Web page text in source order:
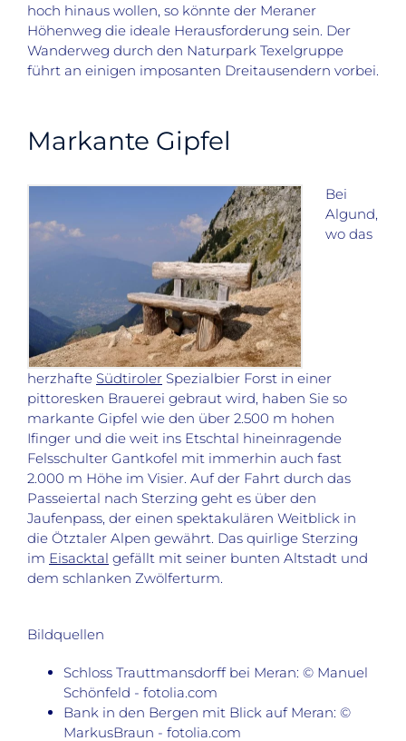
hoch hinaus wollen, so könnte der Meraner
Höhenweg die ideale Herausforderung sein. Der
Wanderweg durch den Naturpark Texelgruppe
führt an einigen imposanten Dreitausendern vorbei.
Markante Gipfel
Bei
Algund,
wo das
herzhafte Südtiroler Spezialbier Forst in einer
pittoresken Brauerei gebraut wird, haben Sie so
markante Gipfel wie den über 2.500 m hohen
Ifinger und die weit ins Etschtal hineinragende
Felsschulter Gantkofel mit immerhin auch fast
2.000 m Höhe im Visier. Auf der Fahrt durch das
Passeiertal nach Sterzing geht es über den
Jaufenpass, der einen spektakulären Weitblick in
die Ötztaler Alpen gewährt. Das quirlige Sterzing
im Eisacktal gefällt mit seiner bunten Altstadt und
dem schlanken Zwölferturm.
Bildquellen
Schloss Trauttmansdorff bei Meran: © Manuel
Schönfeld - fotolia.com
Bank in den Bergen mit Blick auf Meran: ©
MarkusBraun - fotolia.com